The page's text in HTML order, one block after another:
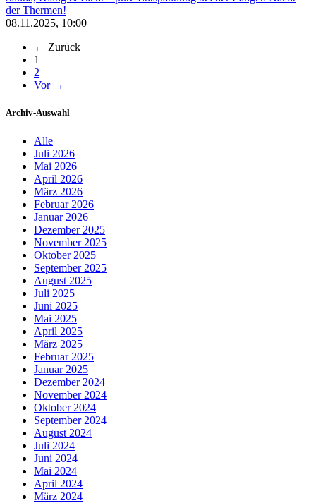
der Thermen!
08.11.2025, 10:00
← Zurück
1
2
Vor →
Archiv-Auswahl
Alle
Juli 2026
Mai 2026
April 2026
März 2026
Februar 2026
Januar 2026
Dezember 2025
November 2025
Oktober 2025
September 2025
August 2025
Juli 2025
Juni 2025
Mai 2025
April 2025
März 2025
Februar 2025
Januar 2025
Dezember 2024
November 2024
Oktober 2024
September 2024
August 2024
Juli 2024
Juni 2024
Mai 2024
April 2024
März 2024